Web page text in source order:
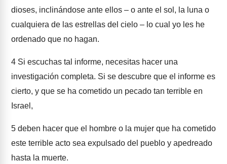
dioses, inclinándose ante ellos – o ante el sol, la luna o
cualquiera de las estrellas del cielo – lo cual yo les he
ordenado que no hagan.
4 Si escuchas tal informe, necesitas hacer una
investigación completa. Si se descubre que el informe es
cierto, y que se ha cometido un pecado tan terrible en
Israel,
5 deben hacer que el hombre o la mujer que ha cometido
este terrible acto sea expulsado del pueblo y apedreado
hasta la muerte.